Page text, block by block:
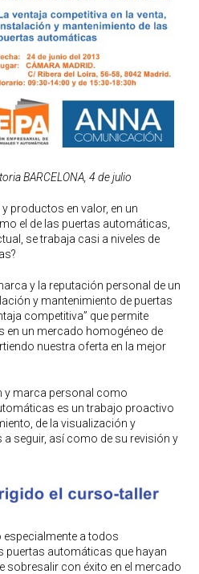
4 de julio
productos en valor, en un
el de las puertas automáticas,
se trabaja casi a niveles de
y la reputación personal de un
y mantenimiento de puertas
competitiva” que permite
en un mercado homogéneo de
nuestra oferta en la mejor
y marca personal como
es un trabajo proactivo
de la visualización y
seguir, así como de su revisión y
especialmente a todos
puertas automáticas que hayan
sobresalir con éxito en el mercado